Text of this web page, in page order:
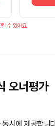
수 있어요.
오너평가
시에 제공합니